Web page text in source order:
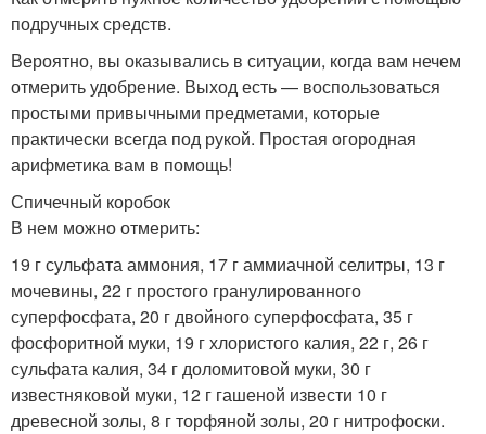
подручных средств.
Вероятно, вы оказывались в ситуации, когда вам нечем
отмерить удобрение. Выход есть — воспользоваться
простыми привычными предметами, которые
практически всегда под рукой. Простая огородная
арифметика вам в помощь!
Спичечный коробок
В нем можно отмерить:
19 г сульфата аммония, 17 г аммиачной селитры, 13 г
мочевины, 22 г простого гранулированного
суперфосфата, 20 г двойного суперфосфата, 35 г
фосфоритной муки, 19 г хлористого калия, 22 г, 26 г
сульфата калия, 34 г доломитовой муки, 30 г
известняковой муки, 12 г гашеной извести 10 г
древесной золы, 8 г торфяной золы, 20 г нитрофоски.